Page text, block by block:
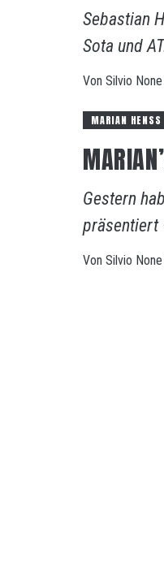
Sebastian
Sota und
Von Silvio None
MARIAN HENSS
Gestern
präsentiert
Von Silvio None